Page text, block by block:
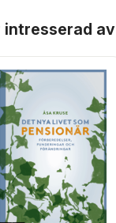
intresserad av